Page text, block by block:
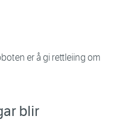
er å gi rettleiing om
blir